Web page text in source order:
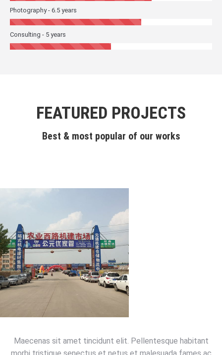
Photography - 6.5 years
Consulting - 5 years
FEATURED PROJECTS
Best & most popular of our works
Maecenas sit amet tincidunt elit. Pellentesque habitant